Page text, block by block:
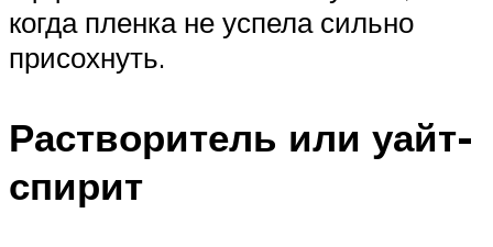
когда пленка не успела сильно
присохнуть.
Растворитель или уайт-
спирит